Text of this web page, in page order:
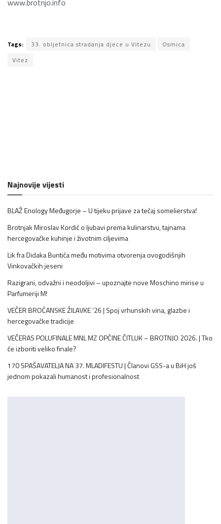
www.brotnjo.info
Tags: 33. obljetnica stradanja djece u Vitezu
Osmica
Vitez
Najnovije vijesti
BLAŽ Enology Međugorje – U tijeku prijave za tečaj somelierstva!
Brotnjak Miroslav Kordić o ljubavi prema kulinarstvu, tajnama
hercegovačke kuhinje i životnim ciljevima
Lik fra Didaka Buntića među motivima otvorenja ovogodišnjih
Vinkovačkih jeseni
Razigrani, odvažni i neodoljivi – upoznajte nove Moschino mirise u
Parfumeriji M!
VEČER BROĆANSKE ŽILAVKE ’26 | Spoj vrhunskih vina, glazbe i
hercegovačke tradicije
VEČERAS POLUFINALE MNL MZ OPĆINE ČITLUK – BROTNJO 2026. | Tko
će izboriti veliko finale?
170 SPAŠAVATELJA NA 37. MLADIFESTU | Članovi GSS-a u BiH još
jednom pokazali humanost i profesionalnost